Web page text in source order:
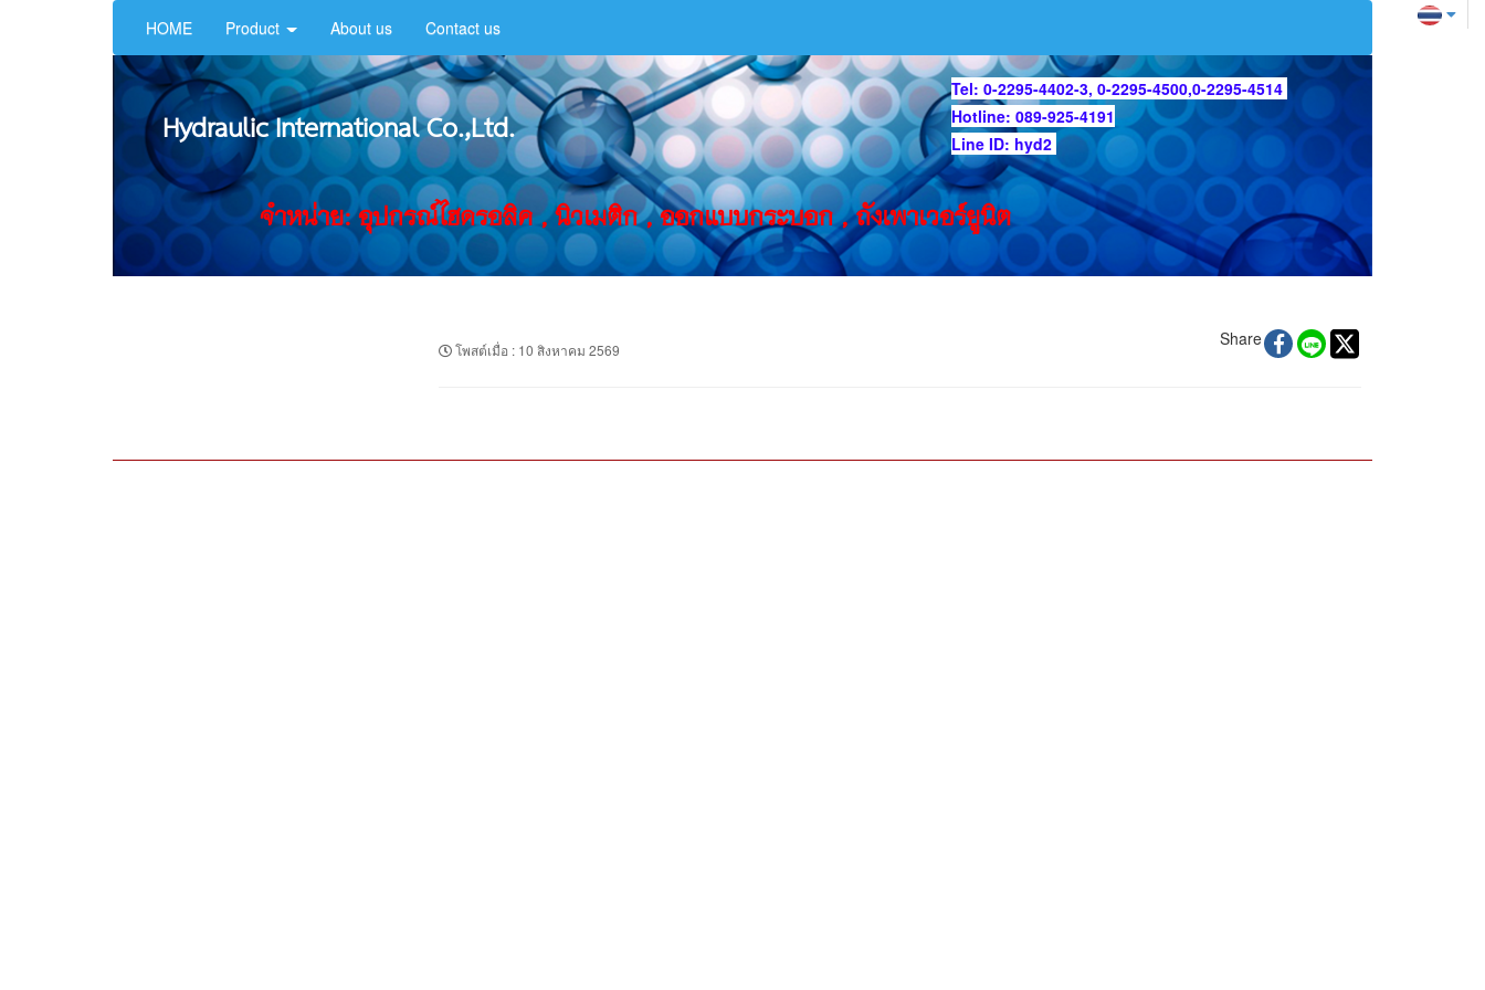
HOME Product About us Contact us
Tel: 0-2295-4402-3, 0-2295-4500,0-2295-4514
Hotline: 089-925-4191
Line ID: hyd2
Hydraulic International Co.,Ltd.
จำหน่าย: อุปกรณ์ไฮดรอลิค , นิวเมติก , ออกแบบกระบอก , ถังเพาเวอร์ยูนิต
โพสต์เมื่อ : 10 สิงหาคม 2569
Share